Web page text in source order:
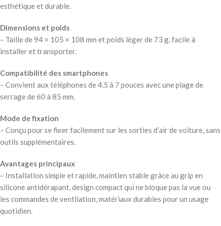
esthétique et durable.
Dimensions et poids
– Taille de 94 × 105 × 108 mm et poids léger de 73 g, facile à
installer et transporter.
Compatibilité des smartphones
– Convient aux téléphones de 4,5 à 7 pouces avec une plage de
serrage de 60 à 85 mm.
Mode de fixation
– Conçu pour se fixer facilement sur les sorties d’air de voiture, sans
outils supplémentaires.
Avantages principaux
– Installation simple et rapide, maintien stable grâce au grip en
silicone antidérapant, design compact qui ne bloque pas la vue ou
les commandes de ventilation, matériaux durables pour un usage
quotidien.